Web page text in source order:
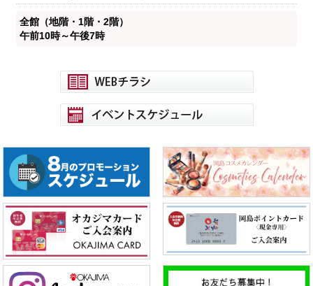
全館（地階・1階・2階）
午前10時～午後7時